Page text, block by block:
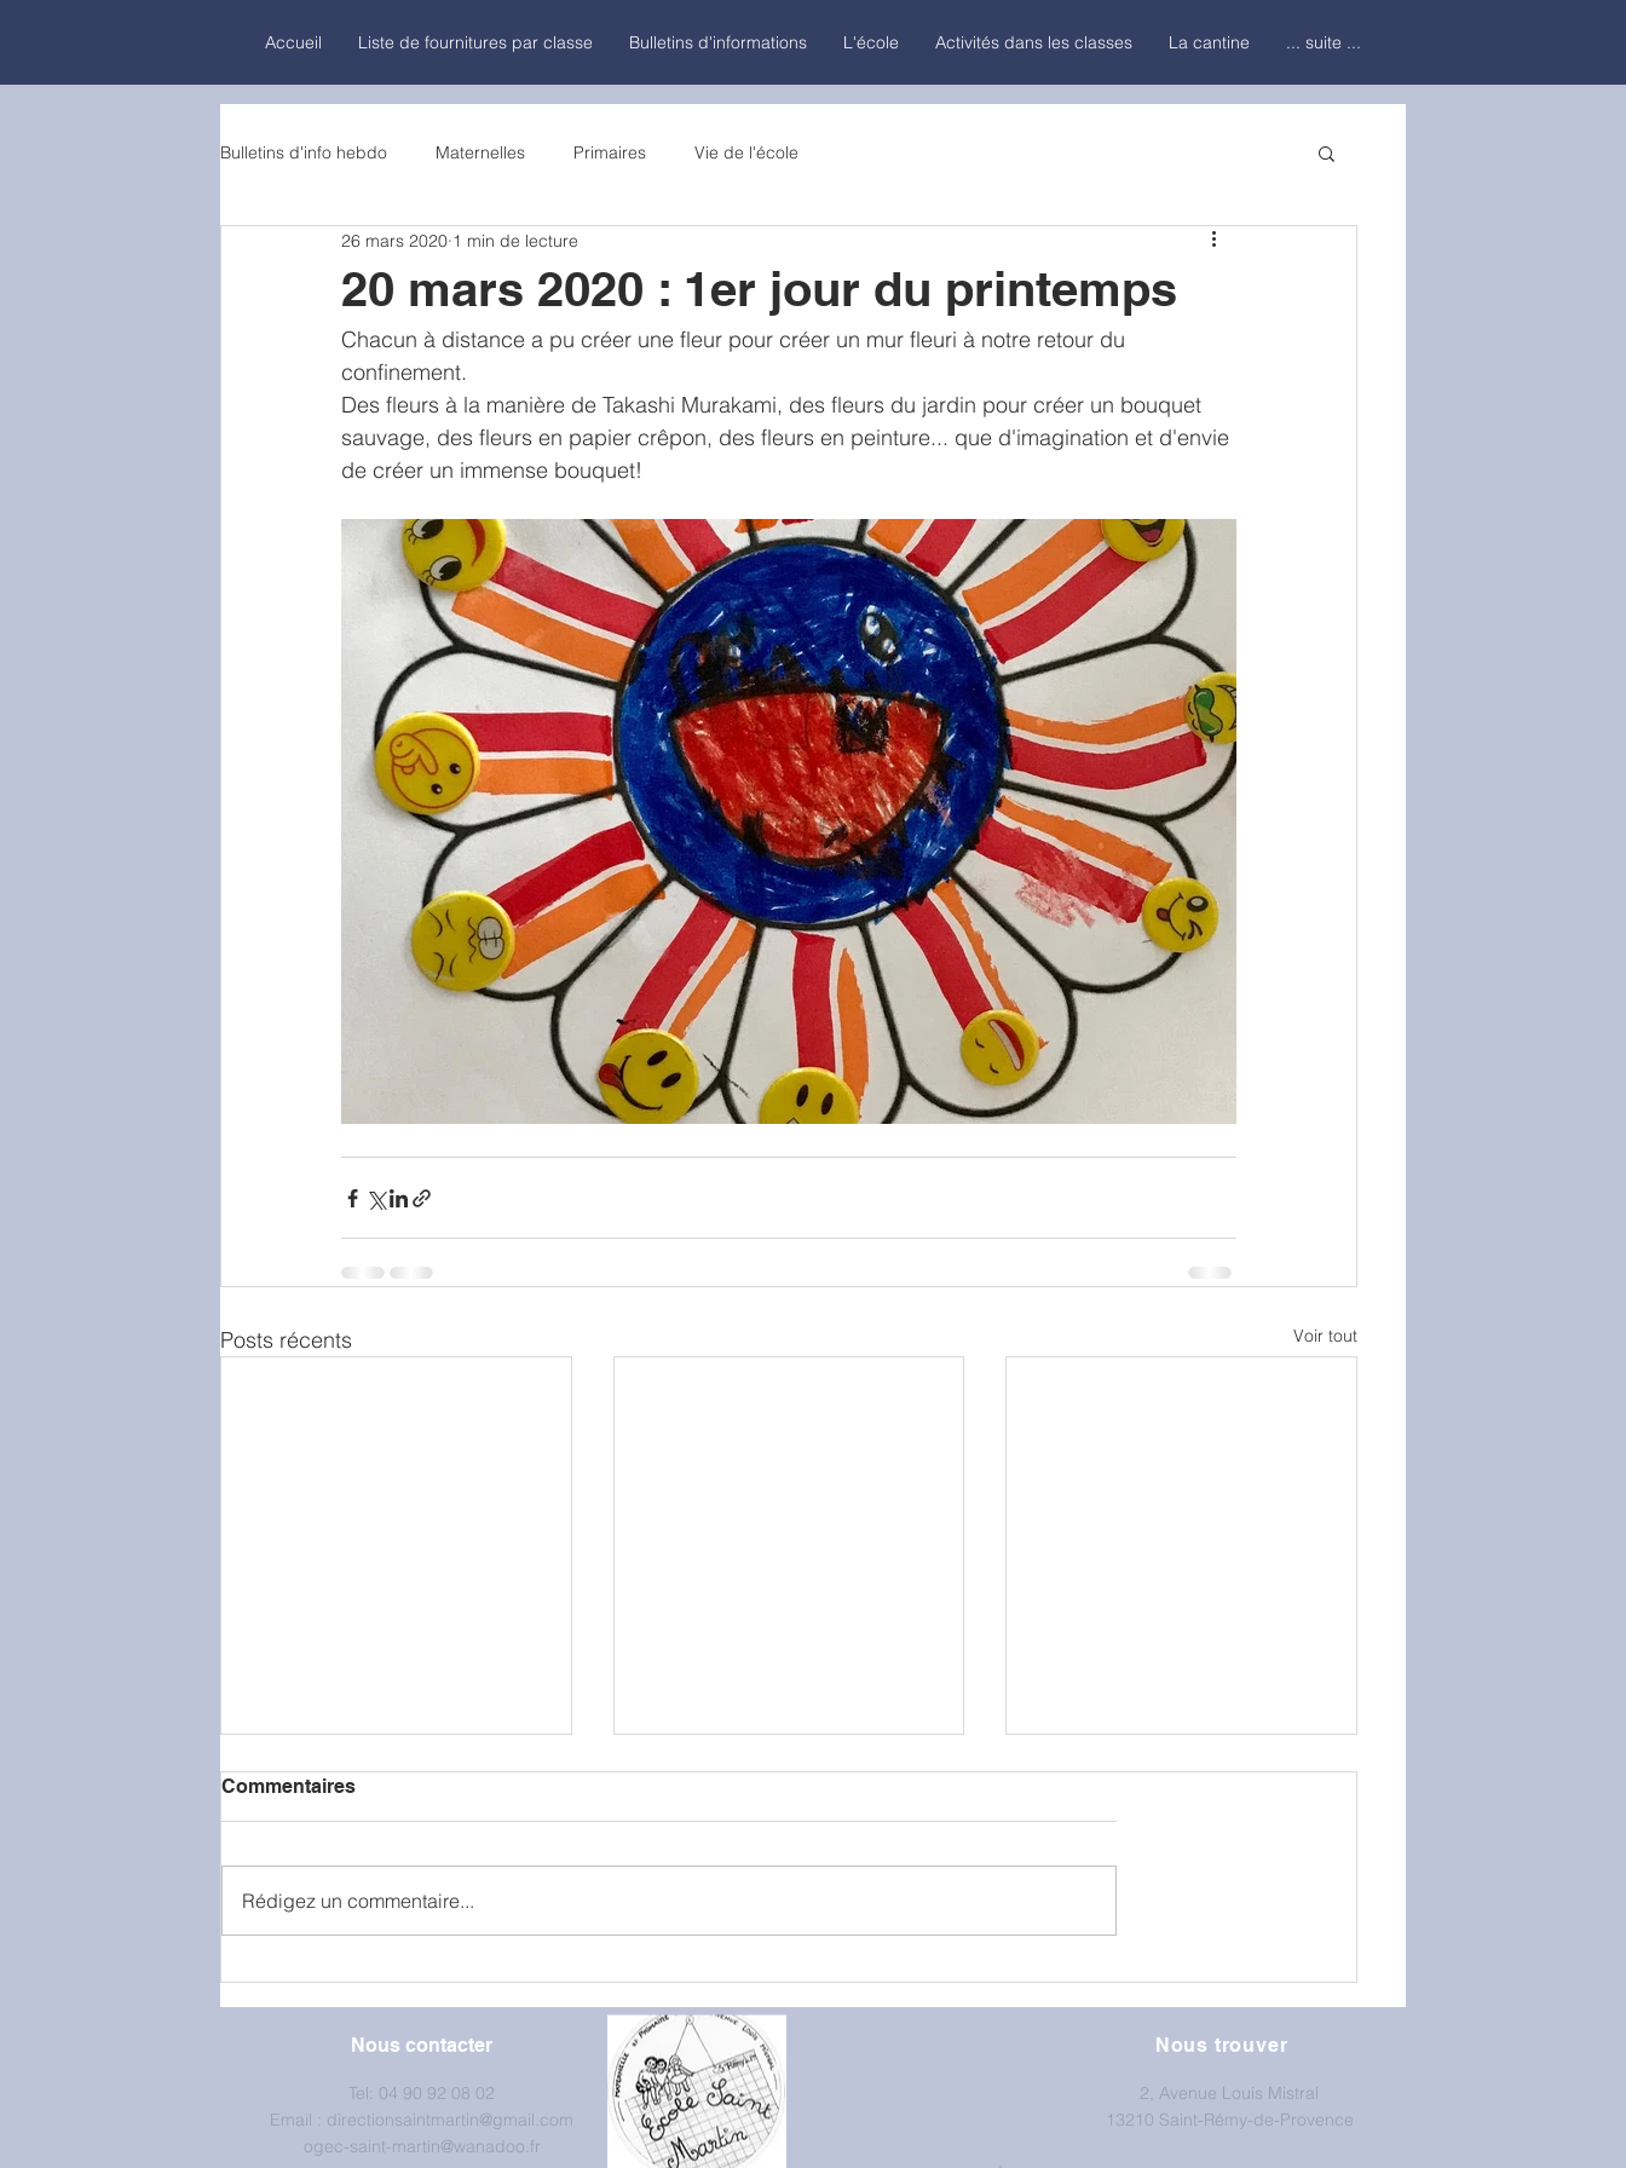
Accueil Liste de fournitures par classe Bulletins d'informations L'école Activités dans les classes La cantine ... suite ...
Bulletins d'info hebdo Maternelles Primaires Vie de l'école
20 mars 2020 : 1er jour du printemps
26 mars 2020 1 min de lecture
Chacun à distance a pu créer une fleur pour créer un mur fleuri à notre retour du
confinement.
Des fleurs à la manière de Takashi Murakami, des fleurs du jardin pour créer un bouquet
sauvage, des fleurs en papier crêpon, des fleurs en peinture... que d'imagination et d'envie
de créer un immense bouquet!
Posts récents Voir tout
Commentaires
Rédigez un commentaire...
Tel: 04 90 92 08 02
Email : directionsaintmartin@gmail.com
ogec-saint-martin@wanadoo.fr
Nous contacter Nous trouver
2, Avenue Louis Mistral
13210 Saint-Rémy-de-Provence